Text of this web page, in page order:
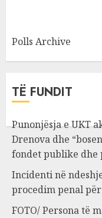
Polls Archive
TË FUNDIT
Punonjësja e UKT
Drenova dhe
fondet publike
Incidenti në
procedim penal
FOTO/ Persona të